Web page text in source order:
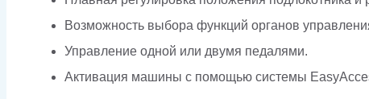
Возможность выбора функций органов
Управление одной или двумя педалями.
Активация машины с помощью системы